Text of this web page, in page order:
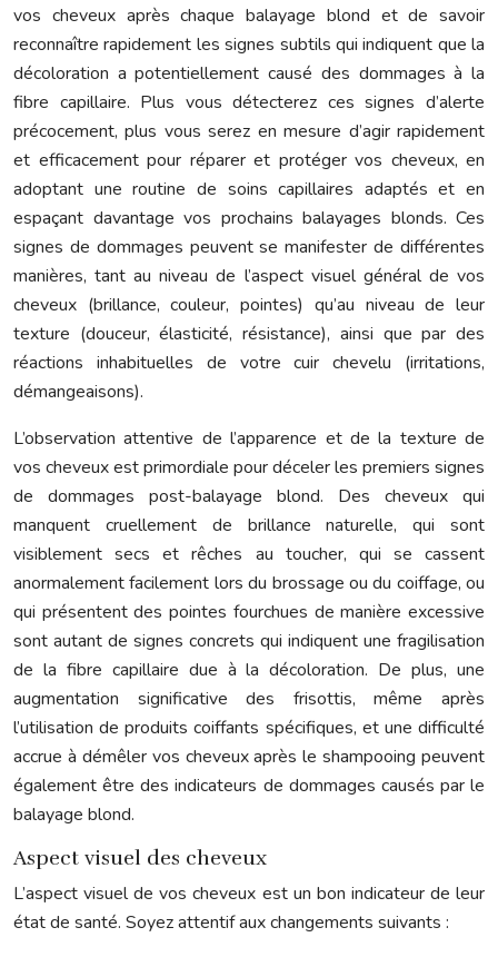
vos cheveux après chaque balayage blond et de savoir
reconnaître rapidement les signes subtils qui indiquent que la
décoloration a potentiellement causé des dommages à la
fibre capillaire. Plus vous détecterez ces signes d’alerte
précocement, plus vous serez en mesure d’agir rapidement
et efficacement pour réparer et protéger vos cheveux, en
adoptant une routine de soins capillaires adaptés et en
espaçant davantage vos prochains balayages blonds. Ces
signes de dommages peuvent se manifester de différentes
manières, tant au niveau de l’aspect visuel général de vos
cheveux (brillance, couleur, pointes) qu’au niveau de leur
texture (douceur, élasticité, résistance), ainsi que par des
réactions inhabituelles de votre cuir chevelu (irritations,
démangeaisons).
L’observation attentive de l’apparence et de la texture de
vos cheveux est primordiale pour déceler les premiers signes
de dommages post-balayage blond. Des cheveux qui
manquent cruellement de brillance naturelle, qui sont
visiblement secs et rêches au toucher, qui se cassent
anormalement facilement lors du brossage ou du coiffage, ou
qui présentent des pointes fourchues de manière excessive
sont autant de signes concrets qui indiquent une fragilisation
de la fibre capillaire due à la décoloration. De plus, une
augmentation significative des frisottis, même après
l’utilisation de produits coiffants spécifiques, et une difficulté
accrue à démêler vos cheveux après le shampooing peuvent
également être des indicateurs de dommages causés par le
balayage blond.
Aspect visuel des cheveux
L’aspect visuel de vos cheveux est un bon indicateur de leur
état de santé. Soyez attentif aux changements suivants :